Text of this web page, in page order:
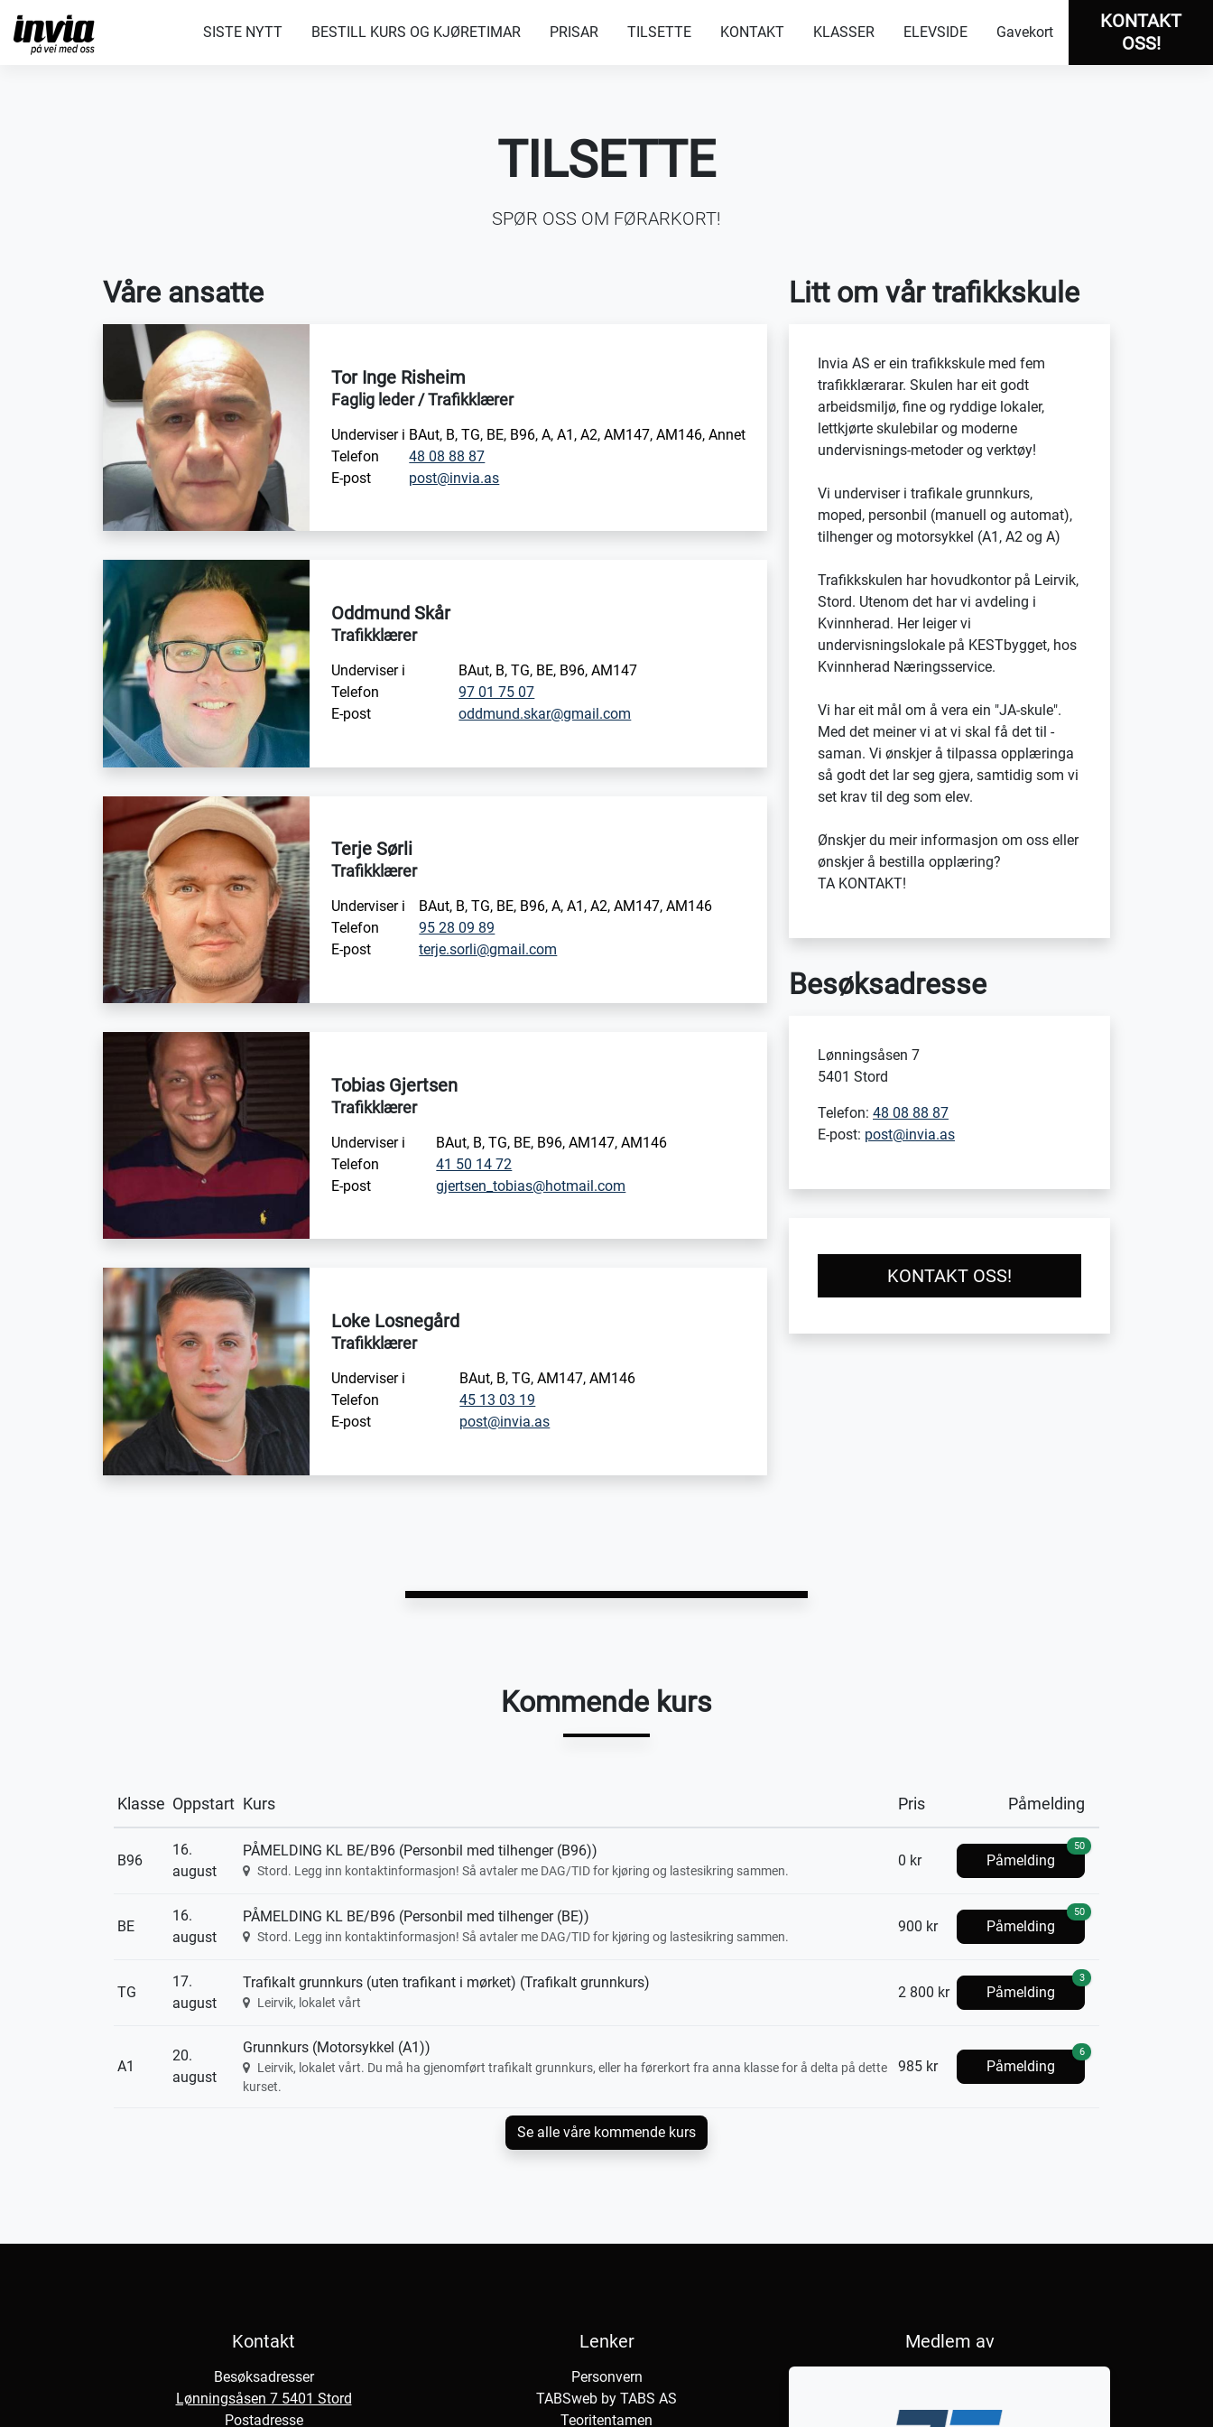
SISTE NYTT BESTILL KURS OG KJØRETIMAR PRISAR TILSETTE KONTAKT KLASSER ELEVSIDE Gavekort
KONTAKT
OSS!
TILSETTE
SPØR OSS OM FØRARKORT!
Våre ansatte
Tor Inge Risheim
Faglig leder / Trafikklærer
Underviser i BAut, B, TG, BE, B96, A, A1, A2, AM147, AM146, Annet
Telefon
48 08 88 87
E-post
post@invia.as
Oddmund Skår
Trafikklærer
Underviser i
BAut, B, TG, BE, B96, AM147
Telefon
97 01 75 07
E-post
oddmund.skar@gmail.com
Terje Sørli
Trafikklærer
Underviser i
BAut, B, TG, BE, B96, A, A1, A2, AM147, AM146
Telefon
95 28 09 89
E-post
terje.sorli@gmail.com
Tobias Gjertsen
Trafikklærer
Underviser i
BAut, B, TG, BE, B96, AM147, AM146
Telefon
41 50 14 72
E-post
gjertsen_tobias@hotmail.com
Loke Losnegård
Trafikklærer
Underviser i
BAut, B, TG, AM147, AM146
Telefon
45 13 03 19
E-post
post@invia.as
Litt om vår trafikkskule
Invia AS er ein trafikkskule med fem
trafikklærarar. Skulen har eit godt
arbeidsmiljø, fine og ryddige lokaler,
lettkjørte skulebilar og moderne
undervisnings-metoder og verktøy!
Vi underviser i trafikale grunnkurs,
moped, personbil (manuell og automat),
tilhenger og motorsykkel (A1, A2 og A)
Trafikkskulen har hovudkontor på Leirvik,
Stord. Utenom det har vi avdeling i
Kvinnherad. Her leiger vi
undervisningslokale på KESTbygget, hos
Kvinnherad Næringsservice.
Vi har eit mål om å vera ein "JA-skule".
Med det meiner vi at vi skal få det til -
saman. Vi ønskjer å tilpassa opplæringa
så godt det lar seg gjera, samtidig som vi
set krav til deg som elev.
Ønskjer du meir informasjon om oss eller
ønskjer å bestilla opplæring?
TA KONTAKT!
Besøksadresse
Lønningsåsen 7
5401 Stord
Telefon: 48 08 88 87
E-post: post@invia.as
KONTAKT OSS!
Kommende kurs
Klasse Oppstart Kurs Pris Påmelding
B96
16.
august
PÅMELDING KL BE/B96 (Personbil med tilhenger (B96))
Stord. Legg inn kontaktinformasjon! Så avtaler me DAG/TID for kjøring og lastesikring sammen.
0 kr Påmelding
50
BE
16.
august
PÅMELDING KL BE/B96 (Personbil med tilhenger (BE))
Stord. Legg inn kontaktinformasjon! Så avtaler me DAG/TID for kjøring og lastesikring sammen.
900 kr Påmelding
50
TG
17.
august
Trafikalt grunnkurs (uten trafikant i mørket) (Trafikalt grunnkurs)
Leirvik, lokalet vårt
2 800 kr Påmelding
3
A1
20.
august
Grunnkurs (Motorsykkel (A1))
Leirvik, lokalet vårt. Du må ha gjenomført trafikalt grunnkurs, eller ha førerkort fra anna klasse for å delta på dette
kurset.
985 kr Påmelding
6
Se alle våre kommende kurs
Kontakt
Besøksadresser
Lønningsåsen 7 5401 Stord
Postadresse
Lenker
Personvern
TABSweb by TABS AS
Teoritentamen
Medlem av